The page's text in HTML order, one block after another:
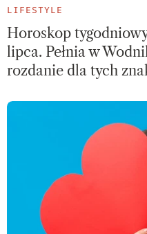
LIFESTYLE
Horoskop
lipca. Pełnia w
rozdanie dla tych